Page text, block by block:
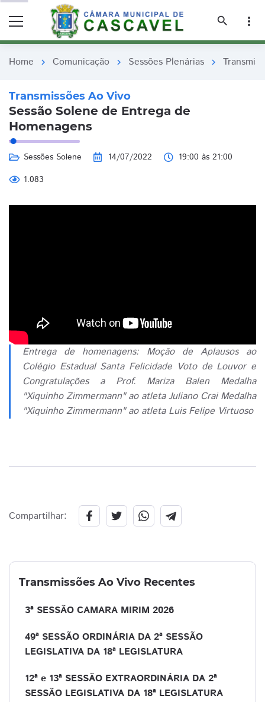
search
more_vert
Home chevron_right Comunicação chevron_right Sessões Plenárias chevron_right
Transmissões Ao Vivo
Sessão Solene de Entrega de
Homenagens
Sessões Solene 14/07/2022
19:00 às 21:00
1.083
Entrega de homenagens: Moção de Aplausos ao
Colégio Estadual Santa Felicidade Voto de Louvor e
Congratulações a Prof. Mariza Balen Medalha
"Xiquinho Zimmermann" ao atleta Juliano Crai Medalha
"Xiquinho Zimmermann" ao atleta Luis Felipe Virtuoso
Compartilhar:
Transmissões Ao Vivo Recentes
3ª SESSÃO CAMARA MIRIM 2026
49ª SESSÃO ORDINÁRIA DA 2ª SESSÃO
LEGISLATIVA DA 18ª LEGISLATURA
12ª e 13ª SESSÃO EXTRAORDINÁRIA DA 2ª
SESSÃO LEGISLATIVA DA 18ª LEGISLATURA